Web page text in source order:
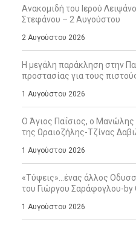
Ανακομιδή του Ιερού
Στεφάνου – 2 Αυγούστου
2 Αυγούστου 2026
Η μεγάλη παράκληση στην
προστασίας για τους
1 Αυγούστου 2026
Ο Άγιος Παΐσιος, ο Μανώλης
της Ωραιοζήλης-Τζίνας
1 Αυγούστου 2026
«Τύψεις»…ένας άλλος
του Γιώργου Σαράφογλου-by
1 Αυγούστου 2026